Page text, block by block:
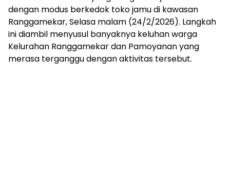
dengan modus berkedok toko jamu di kawasan
Ranggamekar, Selasa malam (24/2/2026). Langkah
ini diambil menyusul banyaknya keluhan warga
Kelurahan Ranggamekar dan Pamoyanan yang
merasa terganggu dengan aktivitas tersebut.